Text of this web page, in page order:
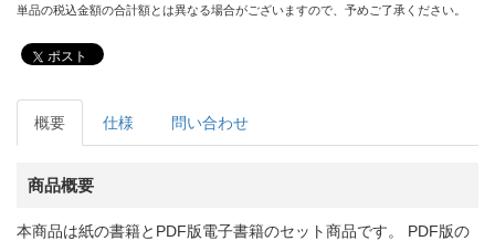
単品の税込金額の合計額とは異なる場合がございますので、予めご了承ください。
ポスト
概要 仕様 問い合わせ
商品概要
本商品は紙の書籍とPDF版電子書籍のセット商品です。 PDF版の